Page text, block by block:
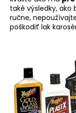
také výsledky, ako
ručne,
poškodiť lak
s
ť
?